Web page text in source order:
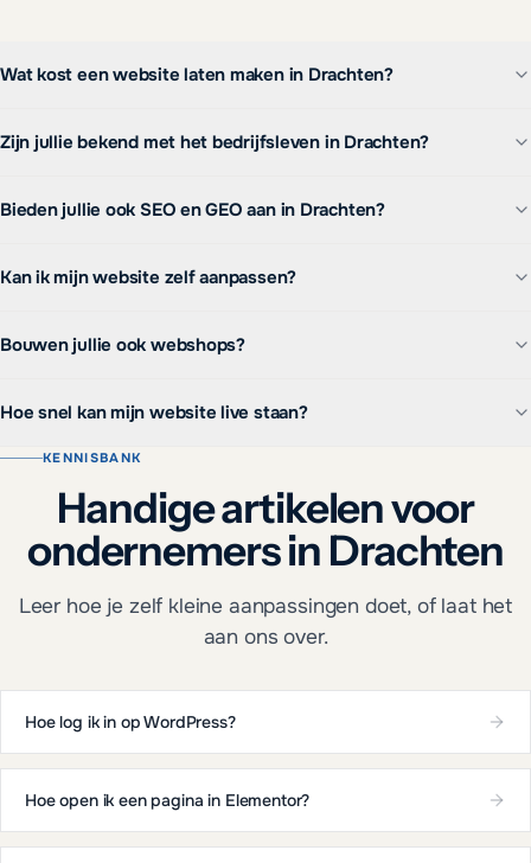
Wat kost een website laten maken in Drachten?
Zijn jullie bekend met het bedrijfsleven in Drachten?
Bieden jullie ook SEO en GEO aan in Drachten?
Kan ik mijn website zelf aanpassen?
Bouwen jullie ook webshops?
Hoe snel kan mijn website live staan?
KENNISBANK
Handige artikelen voor
ondernemers in Drachten
Leer hoe je zelf kleine aanpassingen doet, of laat het
aan ons over.
Hoe log ik in op WordPress?
Hoe open ik een pagina in Elementor?